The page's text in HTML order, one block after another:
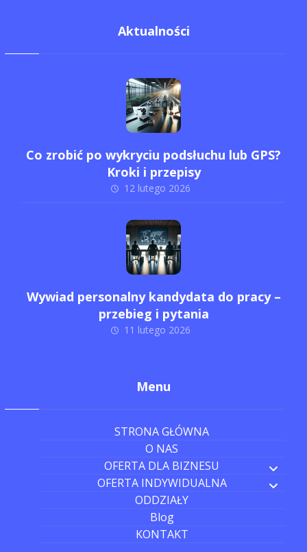
Aktualności
Co zrobić po wykryciu podsłuchu lub GPS?
Kroki i przepisy
12 lutego 2026
Wywiad personalny kandydata do pracy –
przebieg i pytania
11 lutego 2026
Menu
STRONA GŁÓWNA
O NAS
OFERTA DLA BIZNESU
OFERTA INDYWIDUALNA
ODDZIAŁY
Blog
KONTAKT